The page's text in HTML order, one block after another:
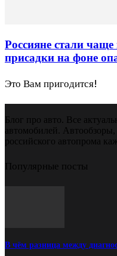
Россияне стали
присадки на фоне
Это Вам пригодится!
Блог про авто. Все
автомобилей. Автообзоры,
российского автопрома
Популярные посты
В чём разница между